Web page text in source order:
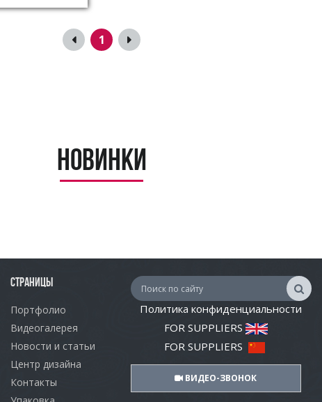
1
Новинки
СТРАНИЦЫ
Портфолио
Видеогалерея
Новости и статьи
Центр дизайна
Контакты
Политика конфиденциальности
FOR SUPPLIERS
FOR SUPPLIERS
ВИДЕО-ЗВОНОК